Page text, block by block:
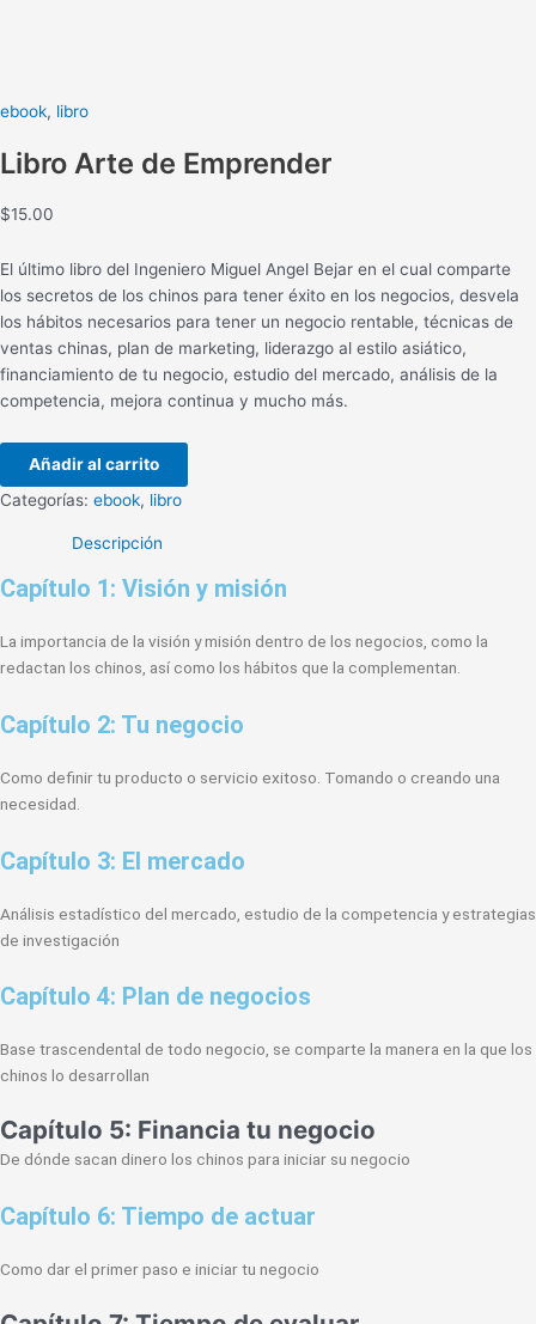
ebook, libro
Libro Arte de Emprender
$15.00
El último libro del Ingeniero Miguel Angel Bejar en el cual comparte
los secretos de los chinos para tener éxito en los negocios, desvela
los hábitos necesarios para tener un negocio rentable, técnicas de
ventas chinas, plan de marketing, liderazgo al estilo asiático,
financiamiento de tu negocio, estudio del mercado, análisis de la
competencia, mejora continua y mucho más.
Añadir al carrito
Categorías: ebook, libro
Descripción
Capítulo 1: Visión y misión
La importancia de la visión y misión dentro de los negocios, como la
redactan los chinos, así como los hábitos que la complementan.
Capítulo 2: Tu negocio
Como definir tu producto o servicio exitoso. Tomando o creando una
necesidad.
Capítulo 3: El mercado
Análisis estadístico del mercado, estudio de la competencia y estrategias
de investigación
Capítulo 4: Plan de negocios
Base trascendental de todo negocio, se comparte la manera en la que los
chinos lo desarrollan
Capítulo 5: Financia tu negocio
De dónde sacan dinero los chinos para iniciar su negocio
Capítulo 6: Tiempo de actuar
Como dar el primer paso e iniciar tu negocio